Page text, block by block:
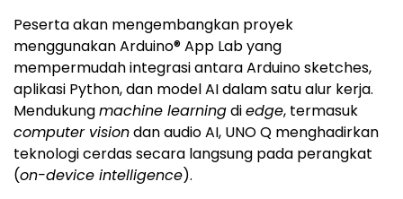
Peserta akan mengembangkan proyek
menggunakan Arduino® App Lab yang
mempermudah integrasi antara Arduino sketches,
aplikasi Python, dan model AI dalam satu alur kerja.
Mendukungmachine learningdiedge, termasuk
computer visiondan audio AI, UNO Q menghadirkan
teknologi cerdas secara langsung pada perangkat
(on-device intelligence).